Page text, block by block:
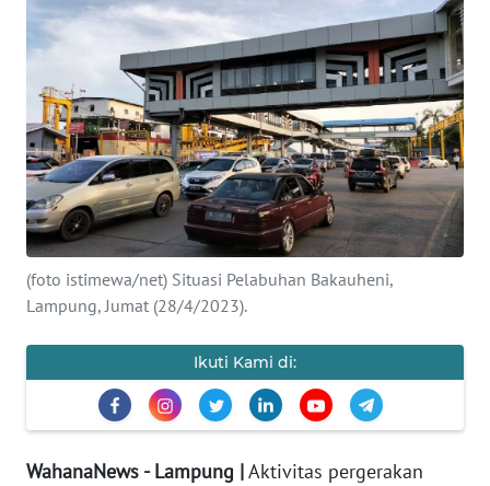
(foto istimewa/net) Situasi Pelabuhan Bakauheni,
Lampung, Jumat (28/4/2023).
Ikuti Kami di:
WahanaNews - Lampung |Aktivitas pergerakan
OPINI
INDEKS
BERITA
KONTAK
KAMI
INFO
IKLAN
MEDIA